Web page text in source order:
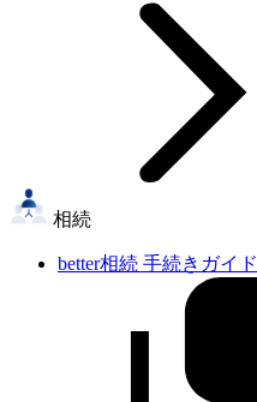
相続
better相続 手続きガイド